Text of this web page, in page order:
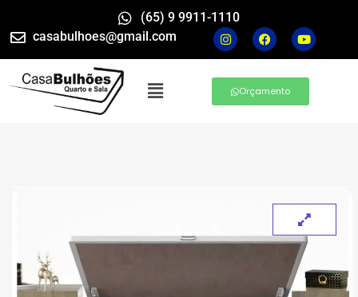
(65) 9 9911-1110
casabulhoes@gmail.com
Orçamento